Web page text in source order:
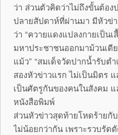
ว่า ส่วนตัวคิดว่าไม่ถึงขั้นต้อง
ปลายสัปดาห์ที่ผ่านมา มีหัวข่
ว่า “ควายแดงแปลงกายเป็น
มหาประชาชนออกมาม้วนเดี
แม้ว” “สมเด็จวัดปากน้ำรับต
สองหัวข่าวแรก ไม่เป็นมิตร
เป็นศัตรูกันของคนในสังคม
หนังสือพิมพ์
ส่วนหัวข่าวสุดท้ายโหดร้าย
ไม่น้อยกว่ากัน เพราะรวบรั